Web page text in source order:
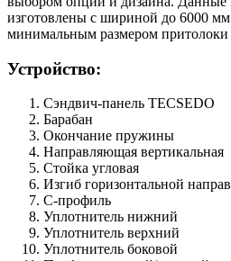
изготовлены с шириной до 6000
минимальным размером
Устройство:
Сэндвич-панель TECSEDO
Барабан
Окончание пружины
Направляющая вертикальная
Стойка угловая
Изгиб горизонтальной
С-профиль
Уплотнитель нижний
Уплотнитель верхний
Уплотнитель боковой